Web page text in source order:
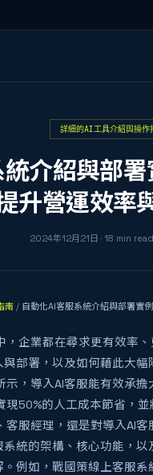
詳細的AI工具介紹與操作
介紹與部
升營運效率
2024年12月21日 · 18 min read
南 / 自動化AI客服系統介紹與部署實
，企業都在尋求更有效率
與部署，以及如何藉此大
示，導入AI客服能有效承
50%的人工成本節省，並
客服經理，還是對導入AI
系統的架構、核心功能，
。例如，戰國策線上客服